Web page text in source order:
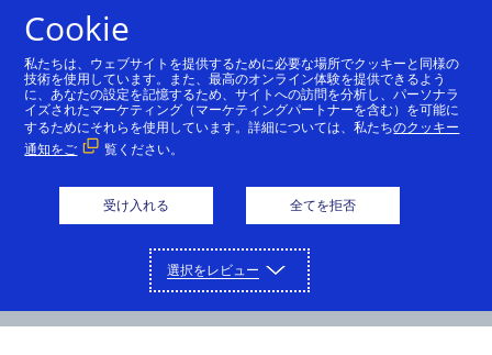
日本語
Cookie
私たちは、ウェブサイトを提供するために必要な場所でクッキーと同様の
技術を使用しています。また、最高のオンライン体験を提供できるよう
に、あなたの設定を記憶するため、サイトへの訪問を分析し、パーソナラ
イズされたマーケティング（マーケティングパートナーを含む）を可能に
するためにそれらを使用しています。詳細については、私たちのクッキー
通知をご
覧ください。
受け入れる 全てを拒否
選択をレビュー